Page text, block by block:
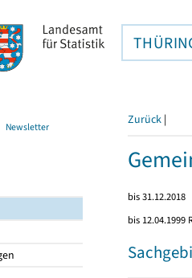
Newsletter Zurück |
bis 31.12.2018
bis 12.04.1999